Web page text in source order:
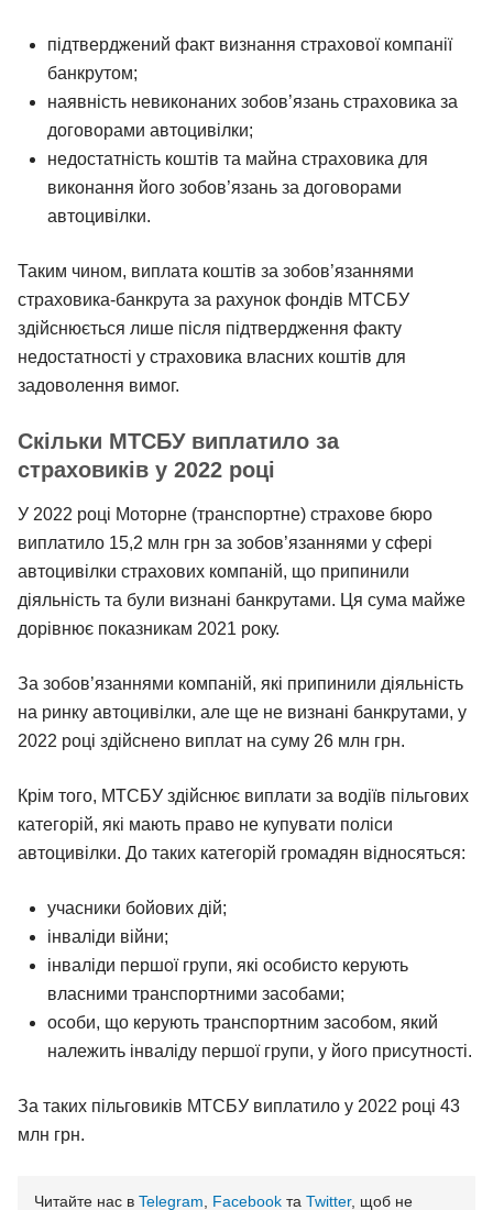
підтверджений факт визнання страхової компанії
банкрутом;
наявність невиконаних зобов’язань страховика за
договорами автоцивілки;
недостатність коштів та майна страховика для
виконання його зобов’язань за договорами
автоцивілки.
Таким чином, виплата коштів за зобов’язаннями
страховика-банкрута за рахунок фондів МТСБУ
здійснюється лише після підтвердження факту
недостатності у страховика власних коштів для
задоволення вимог.
Скільки МТСБУ виплатило за
страховиків у 2022 році
У 2022 році Моторне (транспортне) страхове бюро
виплатило 15,2 млн грн за зобов’язаннями у сфері
автоцивілки страхових компаній, що припинили
діяльність та були визнані банкрутами. Ця сума майже
дорівнює показникам 2021 року.
За зобов’язаннями компаній, які припинили діяльність
на ринку автоцивілки, але ще не визнані банкрутами, у
2022 році здійснено виплат на суму 26 млн грн.
Крім того, МТСБУ здійснює виплати за водіїв пільгових
категорій, які мають право не купувати поліси
автоцивілки. До таких категорій громадян відносяться:
учасники бойових дій;
інваліди війни;
інваліди першої групи, які особисто керують
власними транспортними засобами;
особи, що керують транспортним засобом, який
належить інваліду першої групи, у його присутності.
За таких пільговиків МТСБУ виплатило у 2022 році 43
млн грн.
Читайте нас в Telegram Facebook та Twitter, щоб не